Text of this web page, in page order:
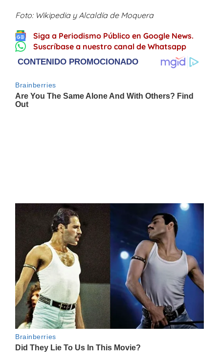
Foto: Wikipedia y Alcaldía de Moquera
Siga a Periodismo Público en Google News.
Suscríbase a nuestro canal de Whatsapp